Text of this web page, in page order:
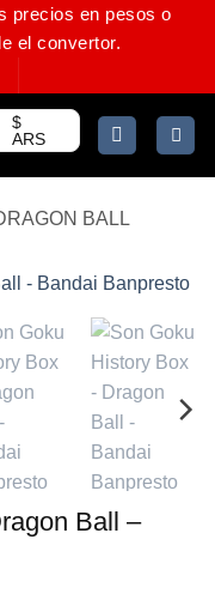
precios en pesos o
el convertor.
$
ARS
BALL
Ball –